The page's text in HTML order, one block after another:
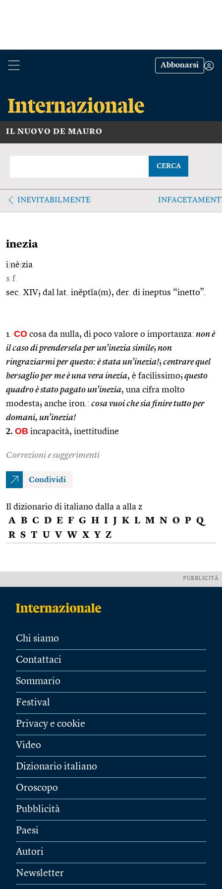
Abbonarsi
IL NUOVO DE MAURO
CERCA
INEVITABILMENTE
inezia
i nè zia
s.f.
sec. XIV; dal lat. inĕptĭa(m), der. di ineptus “inetto”.
1. CO cosa da nulla, di poco valore o importanza: non è
il caso di prendersela per un’inezia simile; non
ringraziarmi per questo: è stata un’inezia!; centrare quel
bersaglio per me è una vera inezia, è facilissimo; questo
quadro è stato pagato un’inezia, una cifra molto
modesta; anche iron.: cosa vuoi che sia finire tutto per
domani, un’inezia!
2. OB incapacità, inettitudine
Correzioni e suggerimenti
Condividi
Il dizionario di italiano dalla a alla z
A B C D E F G H I J K L M N O P Q
R S T U V W X Y Z
PUBBLICITÀ
Chi siamo
Contattaci
Sommario
Festival
Privacy e cookie
Video
Dizionario italiano
Oroscopo
Pubblicità
Paesi
Autori
Newsletter